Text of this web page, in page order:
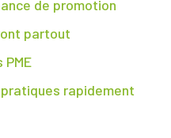
de promotion
partout
rapidement